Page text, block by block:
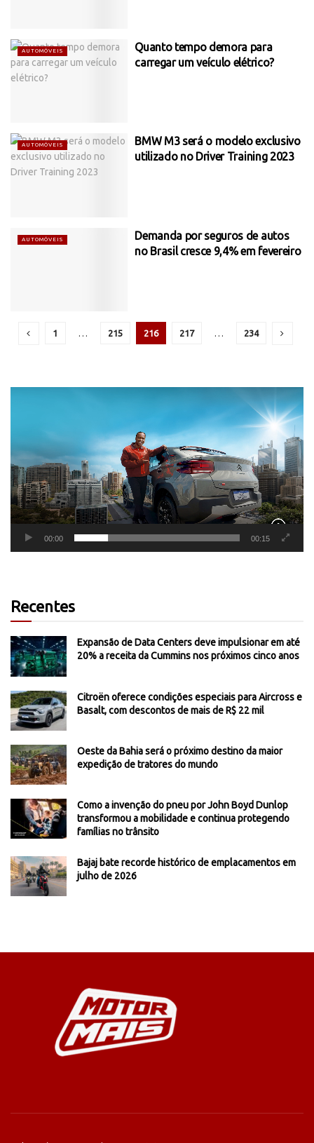
AUTOMÓVEIS
Quanto tempo demora para
carregar um veículo elétrico?
AUTOMÓVEIS
BMW M3 será o modelo exclusivo
utilizado no Driver Training 2023
AUTOMÓVEIS
Demanda por seguros de autos
no Brasil cresce 9,4% em fevereiro
1 … 215 216 217 … 234
00:00 00:15
Recentes
Expansão de Data Centers deve impulsionar em até
20% a receita da Cummins nos próximos cinco anos
Citroën oferece condições especiais para Aircross e
Basalt, com descontos de mais de R$ 22 mil
Oeste da Bahia será o próximo destino da maior
expedição de tratores do mundo
Como a invenção do pneu por John Boyd Dunlop
transformou a mobilidade e continua protegendo
famílias no trânsito
Bajaj bate recorde histórico de emplacamentos em
julho de 2026